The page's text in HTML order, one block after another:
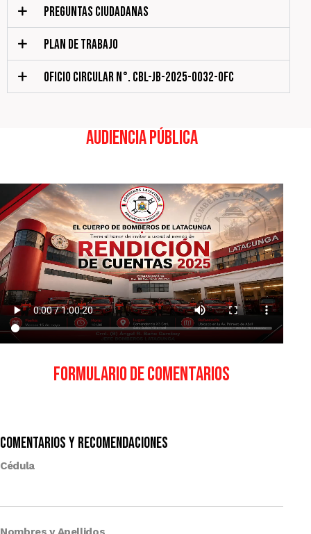
PREGUNTAS CIUDADANAS
PLAN DE TRABAJO
OFICIO CIRCULAR N°. CBL-JB-2025-0032-OFC
Audiencia pública
Formulario de Comentarios
Comentarios y recomendaciones
Cédula